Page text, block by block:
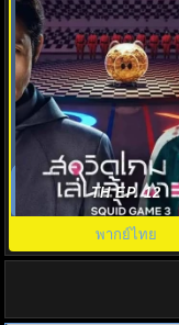
สควิดเกม เล่นลุ้นตาย
Squid Game season 3
TH EP. 12
พากย์ไทย